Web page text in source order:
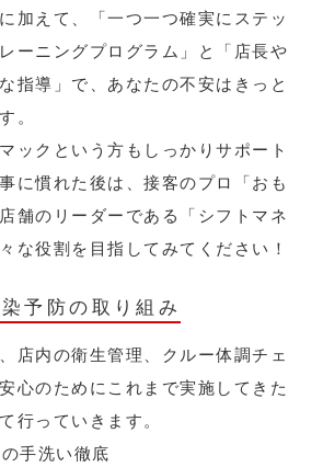
加えて、「一つ一つ確実にステッ
ーニングプログラム」と「店長や
指導」で、あなたの不安はきっと
。
ックという方もしっかりサポート
に慣れた後は、接客のプロ「おも
舗のリーダーである「シフトマネ
な役割を目指してみてください！
予防の取り組み
店内の衛生管理、クルー体調チェ
心のためにこれまで実施してきた
行っていきます。
手洗い徹底